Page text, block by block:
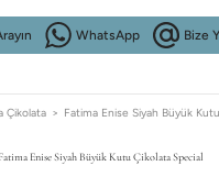
WhatsApp Bize
Geri Dön
KURUMSAL
Hikayemiz
Geri Dön
Koleksiyonlar
Kadın Parfüm
Geri Dön
Fatima Beauty
Gül suyu
Fatima Home
Oda Kokusu
Geri Dön
KURUMSAL
Hikayemiz
Geri Dön
Koleksiyonlar
Kadın Parfüm
Geri Dön
Fatima Beauty
Gül suyu
Fatima Home
Oda Kokusu
Çikolata Fatima Enise Siyah Büyük